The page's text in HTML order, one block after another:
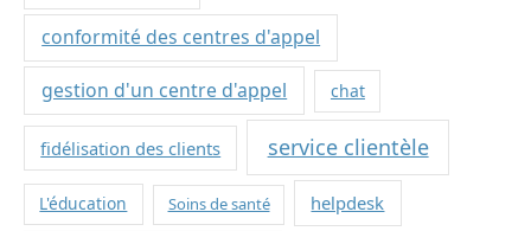
conformité des centres d'appel
gestion d'un centre d'appel chat
fidélisation des clients service clientèle
L'éducation Soins de santé helpdesk